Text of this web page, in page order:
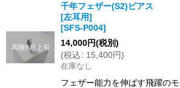
千年フェザー(S2)ピアス
[左耳用]
[SFS-P004]
14,000円(税別)
(税込: 15,400円)
在庫なし
フェザー能力を伸ばす飛躍の